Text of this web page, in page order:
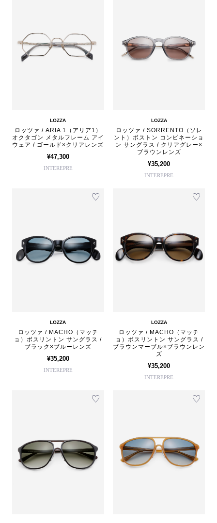
LOZZA
ロッツァ / ARIA 1（アリア1）
オクタゴン メタルフレーム アイ
ウェア / ゴールド×クリアレンズ
¥47,300
INTEREPRE
LOZZA
ロッツァ / SORRENTO（ソレ
ント）ボストン コンビネーショ
ン サングラス / クリアグレー×
ブラウンレンズ
¥35,200
INTEREPRE
LOZZA
ロッツァ / MACHO（マッチ
ョ）ボスリントン サングラス /
ブラック×ブルーレンズ
¥35,200
INTEREPRE
LOZZA
ロッツァ / MACHO（マッチ
ョ）ボスリントン サングラス /
ブラウンマーブル×ブラウンレン
ズ
¥35,200
INTEREPRE